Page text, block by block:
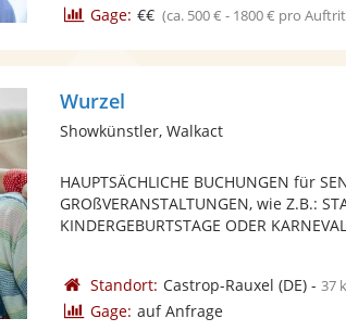
Gage: €€ (ca. 500 € - 1800 € pro
Wurzel
Showkünstler, Walkact
HAUPTSÄCHLICHE BUCHUNGEN für
GROßVERANSTALTUNGEN, wie Z.B.:
KINDERGEBURTSTAGE ODER
Standort: Castrop-Rauxel (DE)- 37
Gage: auf Anfrage